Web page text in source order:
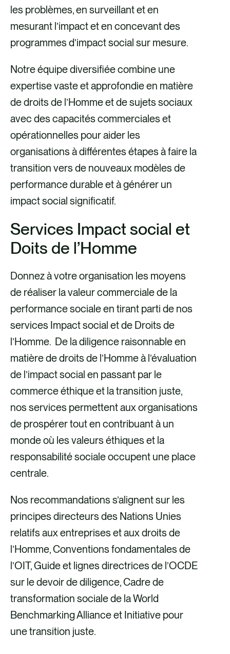
les problèmes, en surveillant et en
mesurant l’impact et en concevant des
programmes d’impact social sur mesure.
Notre équipe diversifiée combine une
expertise vaste et approfondie en matière
de droits de l’Homme et de sujets sociaux
avec des capacités commerciales et
opérationnelles pour aider les
organisations à différentes étapes à faire la
transition vers de nouveaux modèles de
performance durable et à générer un
impact social significatif.
Services Impact social et
Doits de l’Homme
Donnez à votre organisation les moyens
de réaliser la valeur commerciale de la
performance sociale en tirant parti de nos
services Impact social et de Droits de
l’Homme. De la diligence raisonnable en
matière de droits de l’Homme à l’évaluation
de l’impact social en passant par le
commerce éthique et la transition juste,
nos services permettent aux organisations
de prospérer tout en contribuant à un
monde où les valeurs éthiques et la
responsabilité sociale occupent une place
centrale.
Nos recommandations s’alignent sur les
principes directeurs des Nations Unies
relatifs aux entreprises et aux droits de
l’Homme, Conventions fondamentales de
l’OIT, Guide et lignes directrices de l’OCDE
sur le devoir de diligence, Cadre de
transformation sociale de la World
Benchmarking Alliance et Initiative pour
une transition juste.